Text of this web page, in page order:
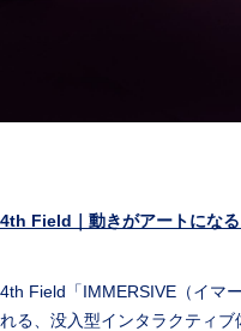
4th Field ｜動きがアートにな
4th Field「IMMERSIVE（イマ
れる、没入型インタラクティ